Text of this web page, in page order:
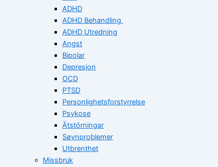
ADHD
ADHD Behandling
ADHD Utredning
Angst
Bipolar
Depresjon
OCD
PTSD
Personlighetsforstyrrelse
Psykose
Ätstörningar
Søvnproblemer
Utbrenthet
Missbruk